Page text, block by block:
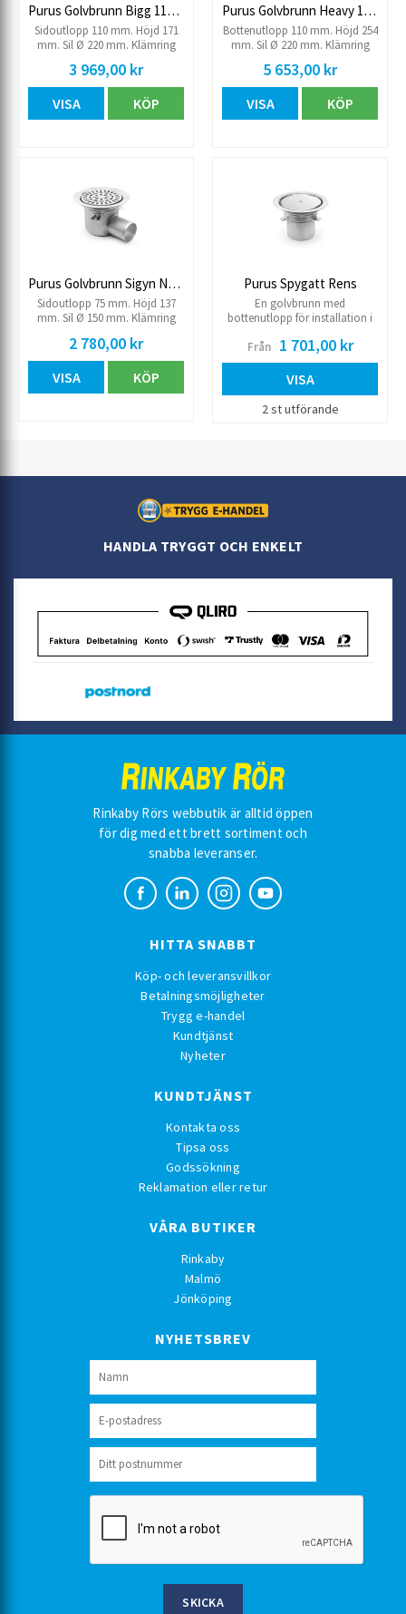
Purus Golvbrunn Bigg 110P RF
Sidoutlopp 110 mm. Höjd 171
mm. Sil Ø 220 mm. Klämring
vattenlås 7102818 ingår.
3 969,00 kr
VISA KÖP
Purus Golvbrunn Heavy 110 RF
Bottenutlopp 110 mm. Höjd 254
mm. Sil Ø 220 mm. Klämring
rostfritt vattenlås 7138442 ingår.
5 653,00 kr
VISA KÖP
Purus Golvbrunn Sigyn NOOD 75 RF sida
Sidoutlopp 75 mm. Höjd 137
mm. Sil Ø 150 mm. Klämring
vattenlås NOOD 7138433 ingår.
2 780,00 kr
VISA KÖP
Purus Spygatt Rens
En golvbrunn med
bottenutlopp för installation i
levereras med ett rostfritt
låsbart lock som tål 1,5 ton, ett
tätt innerlock av plast. RSKnr
för golvbrunnsvattenlås. OBS! Ej
Från 1 701,00 kr
VISA
2 st utförande
HANDLA TRYGGT OCH ENKELT
Rinkaby Rörs webbutik är alltid öppen
för dig med ett brett sortiment och
snabba leveranser.
HITTA SNABBT
Köp- och leveransvillkor
Betalningsmöjligheter
Trygg e-handel
Kundtjänst
Nyheter
KUNDTJÄNST
Kontakta oss
Tipsa oss
Godssökning
Reklamation eller retur
VÅRA BUTIKER
Rinkaby
Malmö
Jönköping
NYHETSBREV
SKICKA